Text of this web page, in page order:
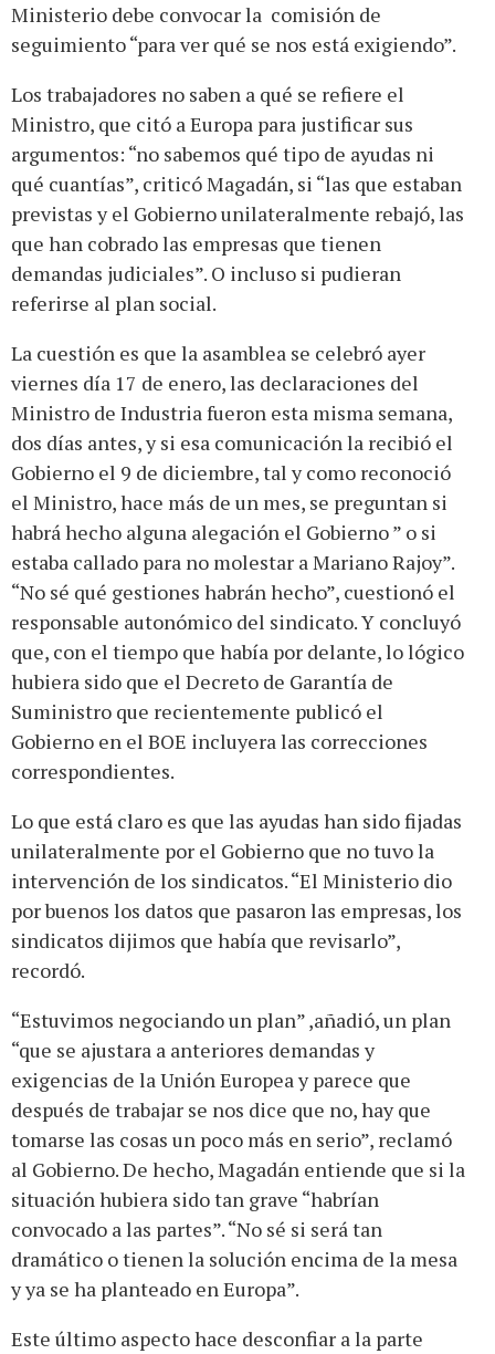
Ministerio debe convocar la comisión de
seguimiento “para ver qué se nos está exigiendo”.
Los trabajadores no saben a qué se refiere el
Ministro, que citó a Europa para justificar sus
argumentos: “no sabemos qué tipo de ayudas ni
qué cuantías”, criticó Magadán, si “las que estaban
previstas y el Gobierno unilateralmente rebajó, las
que han cobrado las empresas que tienen
demandas judiciales”. O incluso si pudieran
referirse al plan social.
La cuestión es que la asamblea se celebró ayer
viernes día 17 de enero, las declaraciones del
Ministro de Industria fueron esta misma semana,
dos días antes, y si esa comunicación la recibió el
Gobierno el 9 de diciembre, tal y como reconoció
el Ministro, hace más de un mes, se preguntan si
habrá hecho alguna alegación el Gobierno ” o si
estaba callado para no molestar a Mariano Rajoy”.
“No sé qué gestiones habrán hecho”, cuestionó el
responsable autonómico del sindicato. Y concluyó
que, con el tiempo que había por delante, lo lógico
hubiera sido que el Decreto de Garantía de
Suministro que recientemente publicó el
Gobierno en el BOE incluyera las correcciones
correspondientes.
Lo que está claro es que las ayudas han sido fijadas
unilateralmente por el Gobierno que no tuvo la
intervención de los sindicatos. “El Ministerio dio
por buenos los datos que pasaron las empresas, los
sindicatos dijimos que había que revisarlo”,
recordó.
“Estuvimos negociando un plan” ,añadió, un plan
“que se ajustara a anteriores demandas y
exigencias de la Unión Europea y parece que
después de trabajar se nos dice que no, hay que
tomarse las cosas un poco más en serio”, reclamó
al Gobierno. De hecho, Magadán entiende que si la
situación hubiera sido tan grave “habrían
convocado a las partes”. “No sé si será tan
dramático o tienen la solución encima de la mesa
y ya se ha planteado en Europa”.
Este último aspecto hace desconfiar a la parte